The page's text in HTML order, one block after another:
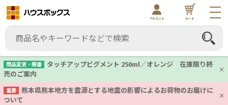
商品変更・廃番
タッチアップピグメント 250ml／オレンジ 在庫限り終
売のご案内
重要
熊本県熊本地方を震源とする地震の影響によるお荷物のお届けに
ついて
アカウント カート